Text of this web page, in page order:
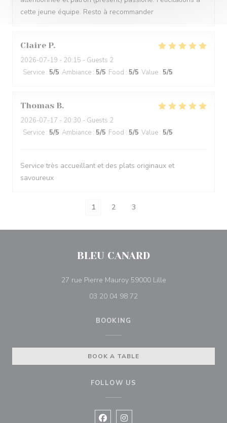
cette jeune équipe. Resto à recommander
Claire P
2026-07-19 - 20:15 - Guests 2
Service : 5/5 Ambiance : 5/5 Food : 5/5 Value : 5/5
Thomas B
2026-07-17 - 20:30 - Guests 2
Service : 5/5 Ambiance : 5/5 Food : 5/5 Value : 5/5
Service très accueillant et des plats originaux et
savoureux
1 2 3
BLEU CANARD
27 rue Pierre Mauroy 59000 Lille((opens in a new
03 20 04 98 72
BOOKING
BOOK A TABLE
FOLLOW US